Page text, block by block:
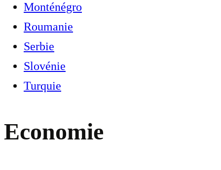
Monténégro
Roumanie
Serbie
Slovénie
Turquie
Economie